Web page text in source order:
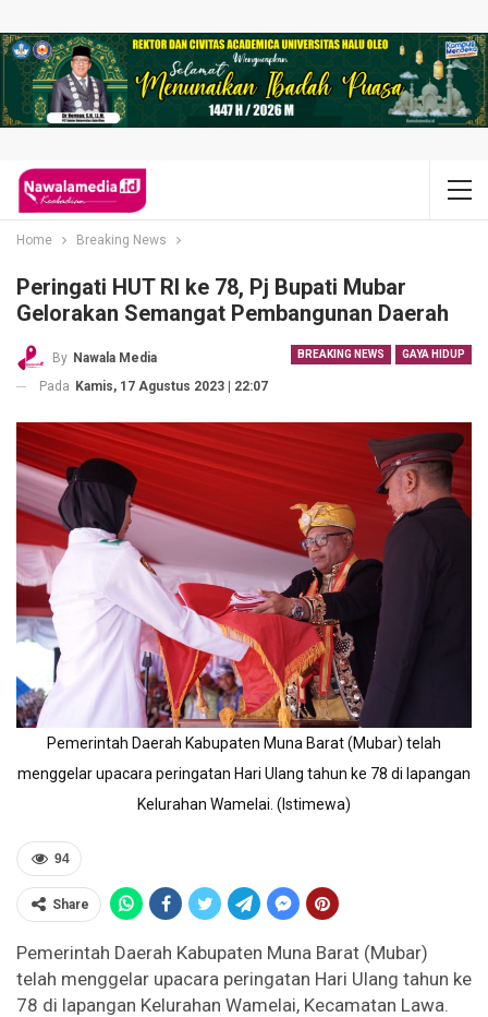
Home Breaking News
Peringati HUT RI ke 78, Pj Bupati Mubar
Gelorakan Semangat Pembangunan Daerah
BREAKING NEWS GAYA HIDUP
By Nawala Media
Pada Kamis, 17 Agustus 2023 | 22:07
Pemerintah Daerah Kabupaten Muna Barat (Mubar) telah
menggelar upacara peringatan Hari Ulang tahun ke 78 di lapangan
Kelurahan Wamelai. (Istimewa)
94
Share
Pemerintah Daerah Kabupaten Muna Barat (Mubar)
telah menggelar upacara peringatan Hari Ulang tahun ke
78 di lapangan Kelurahan Wamelai, Kecamatan Lawa.